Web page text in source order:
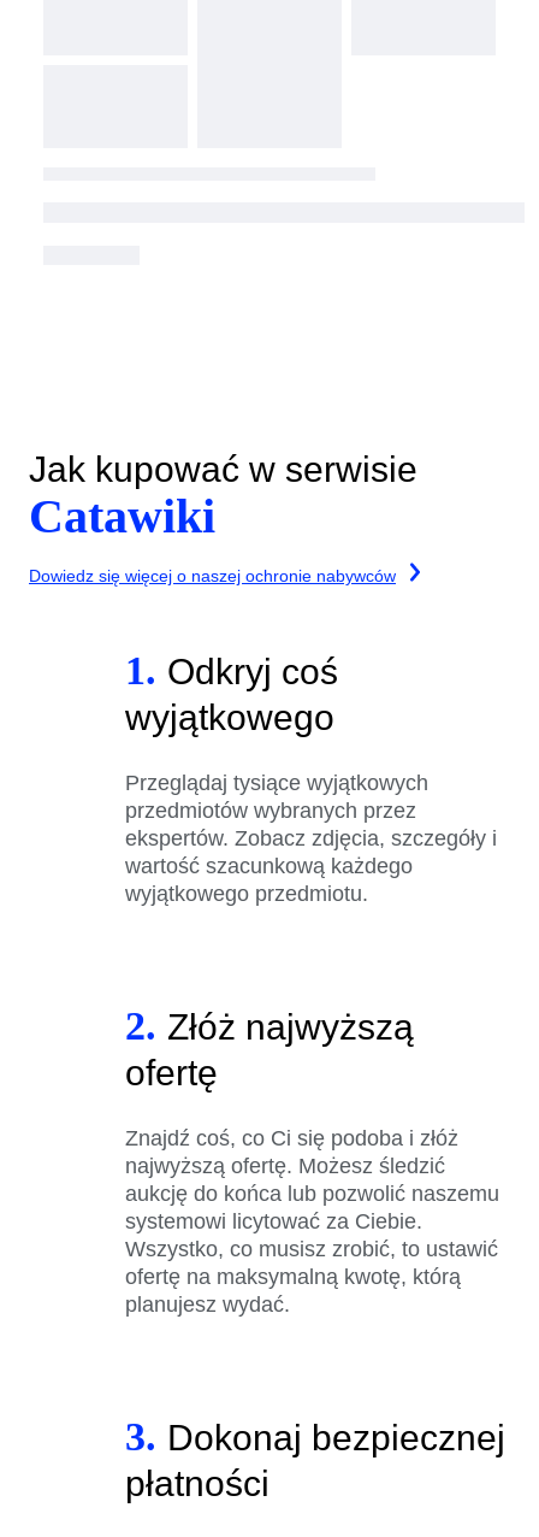
Jak kupować w serwisie
Catawiki
Dowiedz się więcej o naszej ochronie nabywców
1. Odkryj coś
wyjątkowego
Przeglądaj tysiące wyjątkowych
przedmiotów wybranych przez
ekspertów. Zobacz zdjęcia, szczegóły i
wartość szacunkową każdego
wyjątkowego przedmiotu.
2. Złóż najwyższą
ofertę
Znajdź coś, co Ci się podoba i złóż
najwyższą ofertę. Możesz śledzić
aukcję do końca lub pozwolić naszemu
systemowi licytować za Ciebie.
Wszystko, co musisz zrobić, to ustawić
ofertę na maksymalną kwotę, którą
planujesz wydać.
3. Dokonaj bezpiecznej
płatności